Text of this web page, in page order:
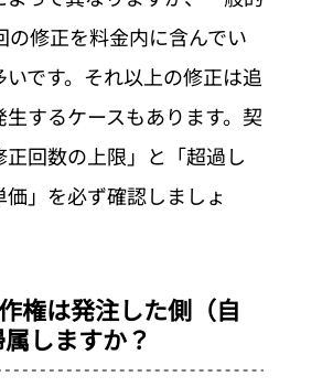
の修正を料金内に含んでい
いです。それ以上の修正は追
生するケースもあります。契
回数の上限」と「超過し
価」を必ず確認しましょ
権は発注した側（自
しますか？